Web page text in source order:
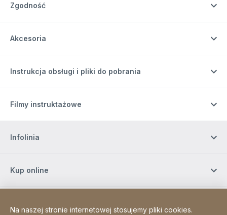
Zgodność
Akcesoria
Instrukcja obsługi i pliki do pobrania
Filmy instruktażowe
Infolinia
Kup online
Na naszej stronie internetowej stosujemy pliki cookies.